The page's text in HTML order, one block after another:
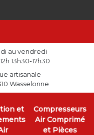
au vendredi
13h30-17h30
artisanale
Wasselonne
et
Compresseurs
Air Comprimé
et Pièces